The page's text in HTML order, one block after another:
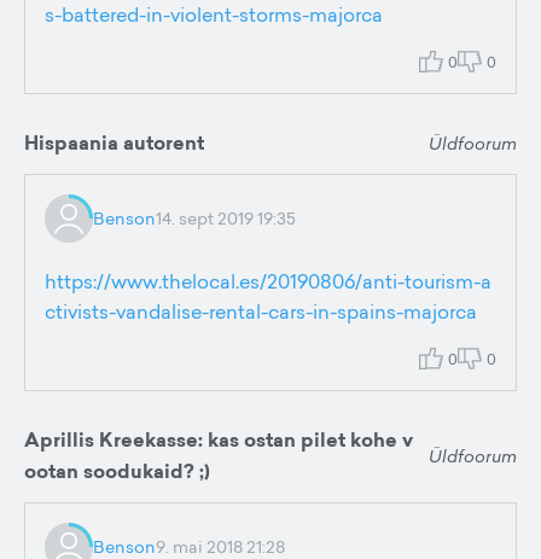
s-battered-in-violent-storms-majorca
0 0
Hispaania autorent Üldfoorum
Benson14. sept 2019 19:35
https://www.thelocal.es/20190806/anti-tourism-a
ctivists-vandalise-rental-cars-in-spains-majorca
0 0
Aprillis Kreekasse: kas ostan pilet kohe v
ootan soodukaid? ;)
Üldfoorum
Benson9. mai 2018 21:28